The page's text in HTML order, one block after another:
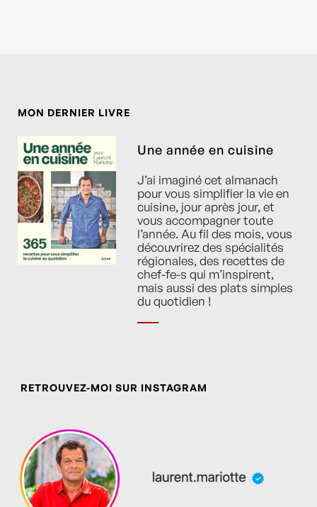
MON DERNIER LIVRE
Une année en cuisine
J’ai imaginé cet almanach
pour vous simplifier la vie en
cuisine, jour après jour, et
vous accompagner toute
l’année. Au fil des mois, vous
découvrirez des spécialités
régionales, des recettes de
chef-fe-s qui m’inspirent,
mais aussi des plats simples
du quotidien !
RETROUVEZ-MOI SUR INSTAGRAM